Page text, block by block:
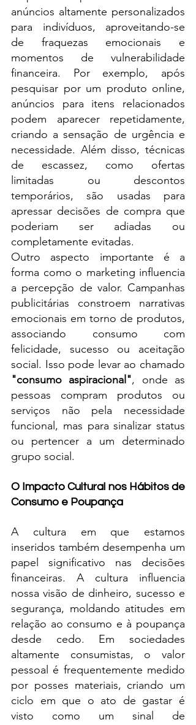
anúncios altamente personalizados
para indivíduos, aproveitando-se
de fraquezas emocionais e
momentos de vulnerabilidade
financeira. Por exemplo, após
pesquisar por um produto online,
anúncios para itens relacionados
podem aparecer repetidamente,
criando a sensação de urgência e
necessidade. Além disso, técnicas
de escassez, como ofertas
limitadas ou descontos
temporários, são usadas para
apressar decisões de compra que
poderiam ser adiadas ou
completamente evitadas.
Outro aspecto importante é a
forma como o marketing influencia
a percepção de valor. Campanhas
publicitárias constroem narrativas
emocionais em torno de produtos,
associando consumo com
felicidade, sucesso ou aceitação
"consumo aspiracional", onde as
pessoas compram produtos ou
serviços não pela necessidade
funcional, mas para sinalizar status
ou pertencer a um determinado
grupo social.
O Impacto Cultural nos Hábitos de
Consumo e Poupança
A cultura em que estamos
inseridos também desempenha um
papel significativo nas decisões
financeiras. A cultura influencia
nossa visão de dinheiro, sucesso e
segurança, moldando atitudes em
relação ao consumo e à poupança
desde cedo. Em sociedades
altamente consumistas, o valor
pessoal é frequentemente medido
por posses materiais, criando um
ciclo em que o ato de gastar é
visto como um sinal de